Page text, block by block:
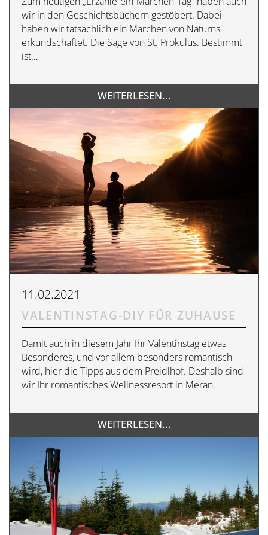
wir in den Geschichtsbüchern gestöbert. Dabei
haben wir tatsächlich ein Märchen von Naturns
erkundschaftet. Die Sage von St. Prokulus. Bestimmt
ist…
WEITERLESEN...
11.02.2021
VALENTINSTAG-DIY FÜR ZUHAUSE
Damit auch in diesem Jahr Ihr Valentinstag etwas
Besonderes, und vor allem besonders romantisch
wird, hier die Tipps aus dem Preidlhof. Deshalb sind
wir Ihr romantisches Wellnessresort in Meran.
WEITERLESEN...